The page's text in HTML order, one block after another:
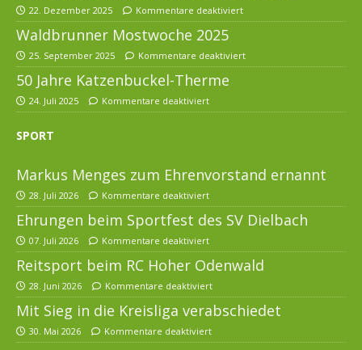
22. Dezember 2025 Kommentare deaktiviert
Waldbrunner Mostwoche 2025
25. September 2025 Kommentare deaktiviert
50 Jahre Katzenbuckel-Therme
24. Juli 2025 Kommentare deaktiviert
SPORT
Markus Menges zum Ehrenvorstand ernannt
28. Juli 2026 Kommentare deaktiviert
Ehrungen beim Sportfest des SV Dielbach
07. Juli 2026 Kommentare deaktiviert
Reitsport beim RC Hoher Odenwald
28. Juni 2026 Kommentare deaktiviert
Mit Sieg in die Kreisliga verabschiedet
30. Mai 2026 Kommentare deaktiviert